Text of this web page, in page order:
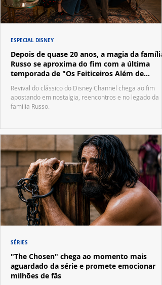
Depois de quase 20 anos, a magia da família
Russo se aproxima do fim com a última
temporada de "Os Feiticeiros Além de
Revival do clássico do Disney Channel chega ao fim
apostando em nostalgia, reencontros e no legado da
família Russo.
ESPECIAL DISNEY
"The Chosen" chega ao momento mais
aguardado da série e promete emocionar
milhões de fãs
SÉRIES